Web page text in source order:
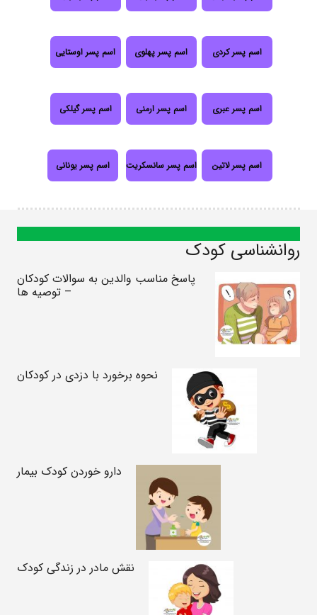
اسم پسر کردی اسم پسر پهلوی اسم پسر اوستایی
اسم پسر عبری اسم پسر ارمنی اسم پسر گیلکی
اسم پسر لاتین اسم پسر سانسکریت اسم پسر یونانی
روانشناسی کودک
پاسخ مناسب والدین به سوالات کودکان
– توصیه ها
نحوه برخورد با دزدی در کودکان
دارو خوردن کودک بیمار
نقش مادر در زندگی کودک